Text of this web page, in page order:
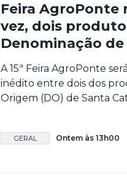
Feira AgroPonte
vez, dois
Denominação
A 15ª Feira AgroPonte
inédito entre dois dos
Origem (DO) de Santa
GERAL Ontem às 13h00